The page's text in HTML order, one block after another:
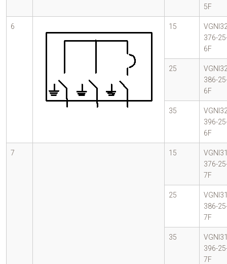
5F
6 15
376-
6F
25
386-
6F
35
396-
6F
7 15
376-
7F
25
386-
7F
35
396-
7F